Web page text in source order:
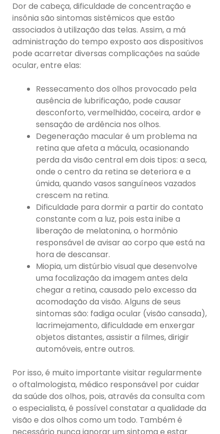
Dor de cabeça, dificuldade de concentração e
insônia são sintomas sistêmicos que estão
associados à utilização das telas. Assim, a má
administração do tempo exposto aos dispositivos
pode acarretar diversas complicações na saúde
ocular, entre elas:
Ressecamento dos olhos provocado pela
ausência de lubrificação, pode causar
desconforto, vermelhidão, coceira, ardor e
sensação de ardência nos olhos.
Degeneração macular é um problema na
retina que afeta a mácula, ocasionando
perda da visão central em dois tipos: a seca,
onde o centro da retina se deteriora e a
úmida, quando vasos sanguíneos vazados
crescem na retina.
Dificuldade para dormir a partir do contato
constante com a luz, pois esta inibe a
liberação de melatonina, o hormônio
responsável de avisar ao corpo que está na
hora de descansar.
Miopia, um distúrbio visual que desenvolve
uma focalização da imagem antes dela
chegar a retina, causado pelo excesso da
acomodação da visão. Alguns de seus
sintomas são: fadiga ocular (visão cansada),
lacrimejamento, dificuldade em enxergar
objetos distantes, assistir a filmes, dirigir
automóveis, entre outros.
Por isso, é muito importante visitar regularmente
o oftalmologista, médico responsável por cuidar
da saúde dos olhos, pois, através da consulta com
o especialista, é possível constatar a qualidade da
visão e dos olhos como um todo. Também é